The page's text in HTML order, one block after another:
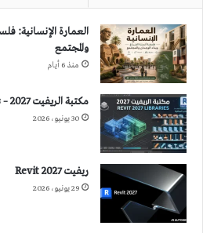
العمارة الإنسانية:
والمجتمع
منذ 6 أيام
مكتبة الريفيت 2027 – Revit 2027 Libraries
30 يونيو، 2026
ريفيت 2027 Revit
29 يونيو، 2026